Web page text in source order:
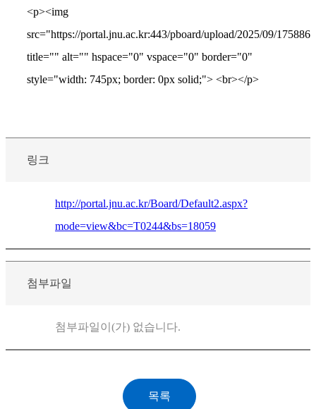
<p><img
src="https://portal.jnu.ac.kr:443/pboard/upload/2025/09/
title="" alt="" hspace="0" vspace="0" border="0"
style="width: 745px; border: 0px solid;"> <br></p>
링크
http://portal.jnu.ac.kr/Board/Default2.aspx?
mode=view&bc=T0244&bs=18059
첨부파일
첨부파일이(가) 없습니다.